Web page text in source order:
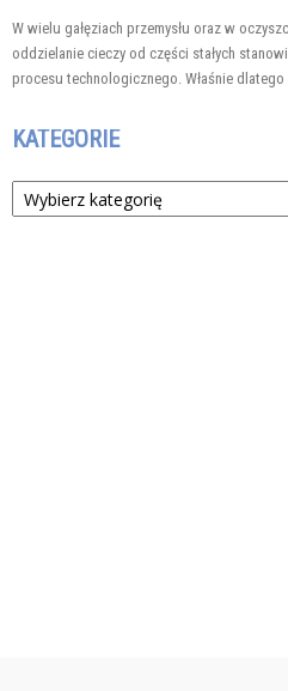
W wielu gałęziach przemysłu oraz w
oddzielanie cieczy od części stałych
procesu technologicznego. Właśnie dlatego
KATEGORIE
Kategorie